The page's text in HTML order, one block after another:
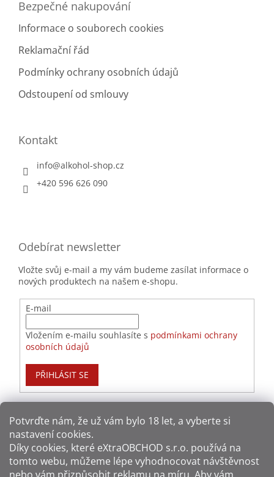
Potvrďte nám​​, že už vám bylo 18 let, a vyberte si
nastavení cookies.
Díky cookies, které eXtraOBCHOD s.r.o. používá na
tomto webu, můžeme lépe vyhodnocovat návštěvnost
Bezpečné nakupování
Informace o souborech cookies
Reklamační řád
Podmínky ochrany osobních údajů
Odstoupení od smlouvy
Kontakt
info@alkohol-shop.cz
+420 596 626 090
Odebírat newsletter
Vložte svůj e-mail a my vám budeme zasílat informace o
nových produktech na našem e-shopu.
E-mail
Vložením e-mailu souhlasíte s podmínkami ochrany
osobních údajů
PŘIHLÁSIT SE
Způsoby dopravy: